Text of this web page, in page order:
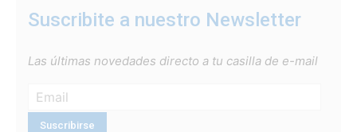
Suscribite a nuestro Newsletter
Las últimas novedades directo a tu casilla de e-mail